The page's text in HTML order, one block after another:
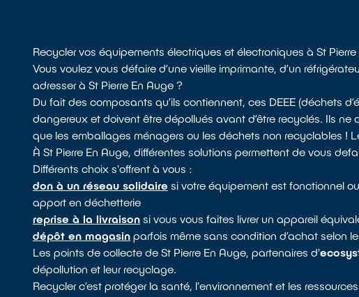
Recycler vos équipements électriques et électroniques à St
Vous voulez vous défaire d’une vieille imprimante, d’un
adresser à St Pierre En Auge ?
Du fait des composants qu’ils contiennent, ces DEEE (déchets
dangereux et doivent être dépollués avant d’être recyclés. Ils
que les emballages ménagers ou les déchets non recyclables !
À St Pierre En Auge, différentes solutions permettent de vous
Différents choix s'offrent à vous :
don à un réseau solidaire si votre équipement est fonctionnel
apport en déchetterie
reprise à la livraison si vous vous faites livrer un appareil
dépôt en magasin parfois même sans condition d’achat selon
Les points de collecte de St Pierre En Auge, partenaires d'
dépollution et leur recyclage.
Recycler c’est protéger la santé, l'environnement et les